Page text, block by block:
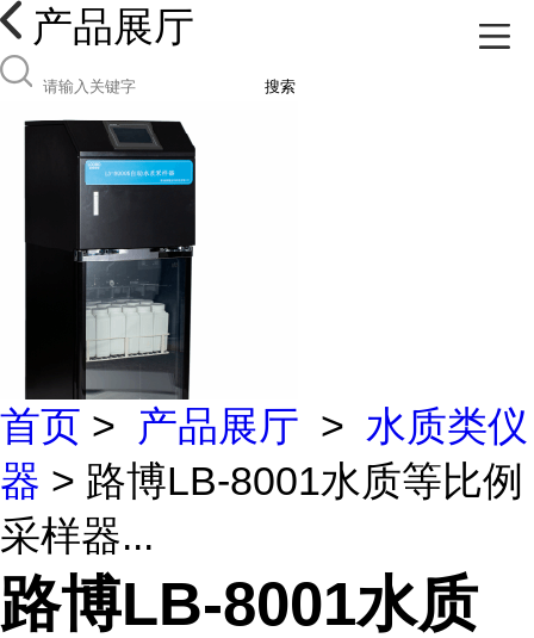
产品展厅
搜索
首页 > 产品展厅 > 水质类仪
器 > 路博LB-8001水质等比例
采样器...
路博LB-8001水质